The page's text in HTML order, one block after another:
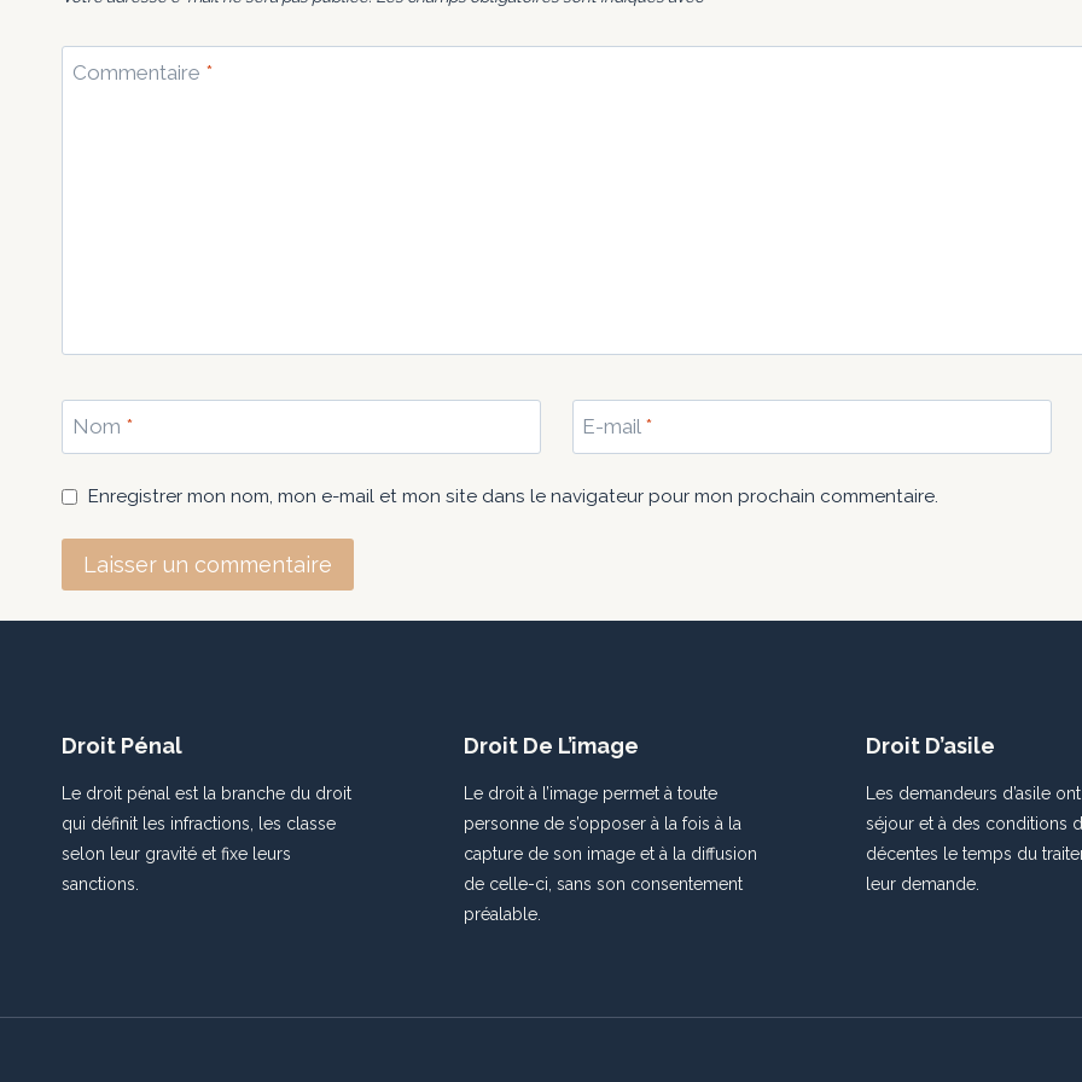
Commentaire *
Nom * E-mail *
Enregistrer mon nom, mon e-mail et mon site dans le navigateur pour mon prochain commentaire.
Droit Pénal
Le droit pénal est la branche du droit
qui définit les infractions, les classe
selon leur gravité et fixe leurs
sanctions.
Droit De L’image
Le droit à l’image permet à toute
personne de s’opposer à la fois à la
capture de son image et à la diffusion
de celle-ci, sans son consentement
préalable.
Droit D’asile
Les demandeurs d’asile
séjour et à des conditions
décentes le temps du
leur demande.